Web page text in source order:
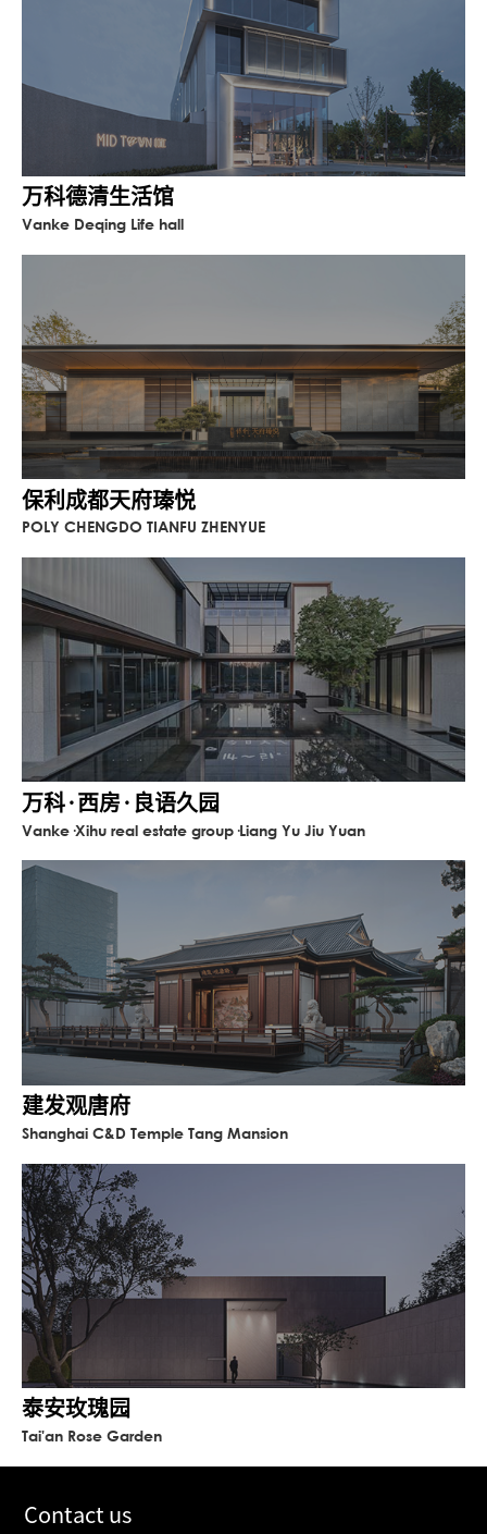
状虚实透光肌理，以模拟大片星空的氛围。
都市超级界面
延续高层的风格调性，对一层空间做了超高
尺度的抬升，设计了大尺度通高。二楼为私
宴区域，可俯瞰美学体验区全景。巨型飘板
做了一定的斜度，使空间产生外扬的趋势。
造型倒角与主楼相呼应，形体上主楼与附楼
万科德清生活馆
Vanke Deqing Life hall
保利成都天府瑧悦
POLY CHENGDO TIANFU ZHENYUE
万科·西房·良语久园
Vanke·Xihu real estate group·Liang Yu Jiu Yuan
建发观唐府
Shanghai C&D Temple Tang Mansion
泰安玫瑰园
Tai'an Rose Garden
Contact us